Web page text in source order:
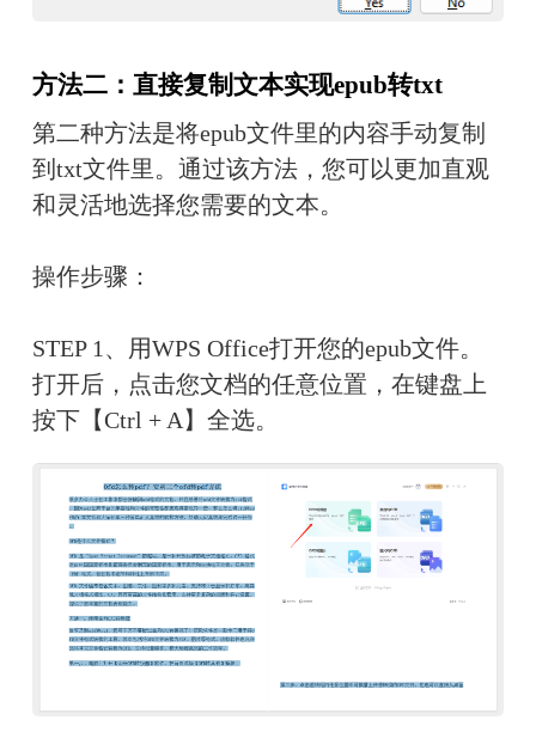
方法二：直接复制文本实现epub转txt
第二种方法是将epub文件里的内容手动复制
到txt文件里。通过该方法，您可以更加直观
和灵活地选择您需要的文本。
操作步骤：
STEP 1、用WPS Office打开您的epub文件。
打开后，点击您文档的任意位置，在键盘上
按下【Ctrl + A】全选。